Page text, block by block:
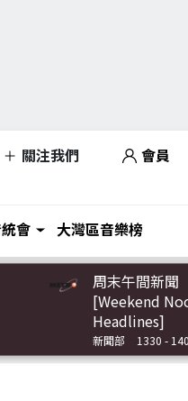
關注我們 會員
會 大灣區音樂榜
周末午間新聞
[Weekend
Headlines]
新聞部 1330 -